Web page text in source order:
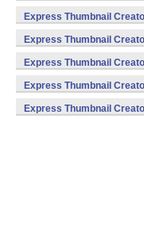
Express Thumbnail
Express Thumbnail
Express Thumbnail
Express Thumbnail
Express Thumbnail